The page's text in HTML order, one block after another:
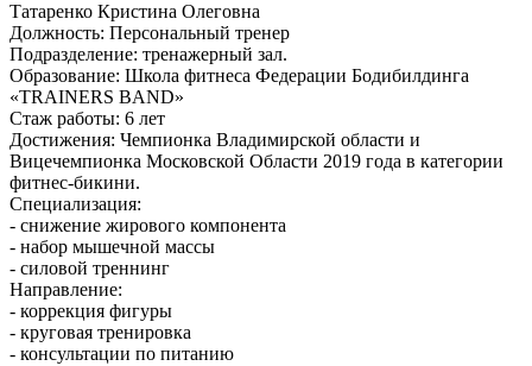
Татаренко Кристина Олеговна
Должность: Персональный тренер
Подразделение: тренажерный зал.
Образование: Школа фитнеса Федерации Бодибилдинга
«TRAINERS BAND»
Стаж работы: 6 лет
Достижения: Чемпионка Владимирской области и
Вицечемпионка Московской Области 2019 года в категории
фитнес-бикини.
Специализация:
- снижение жирового компонента
- набор мышечной массы
- силовой треннинг
Направление:
- коррекция фигуры
- круговая тренировка
- консультации по питанию